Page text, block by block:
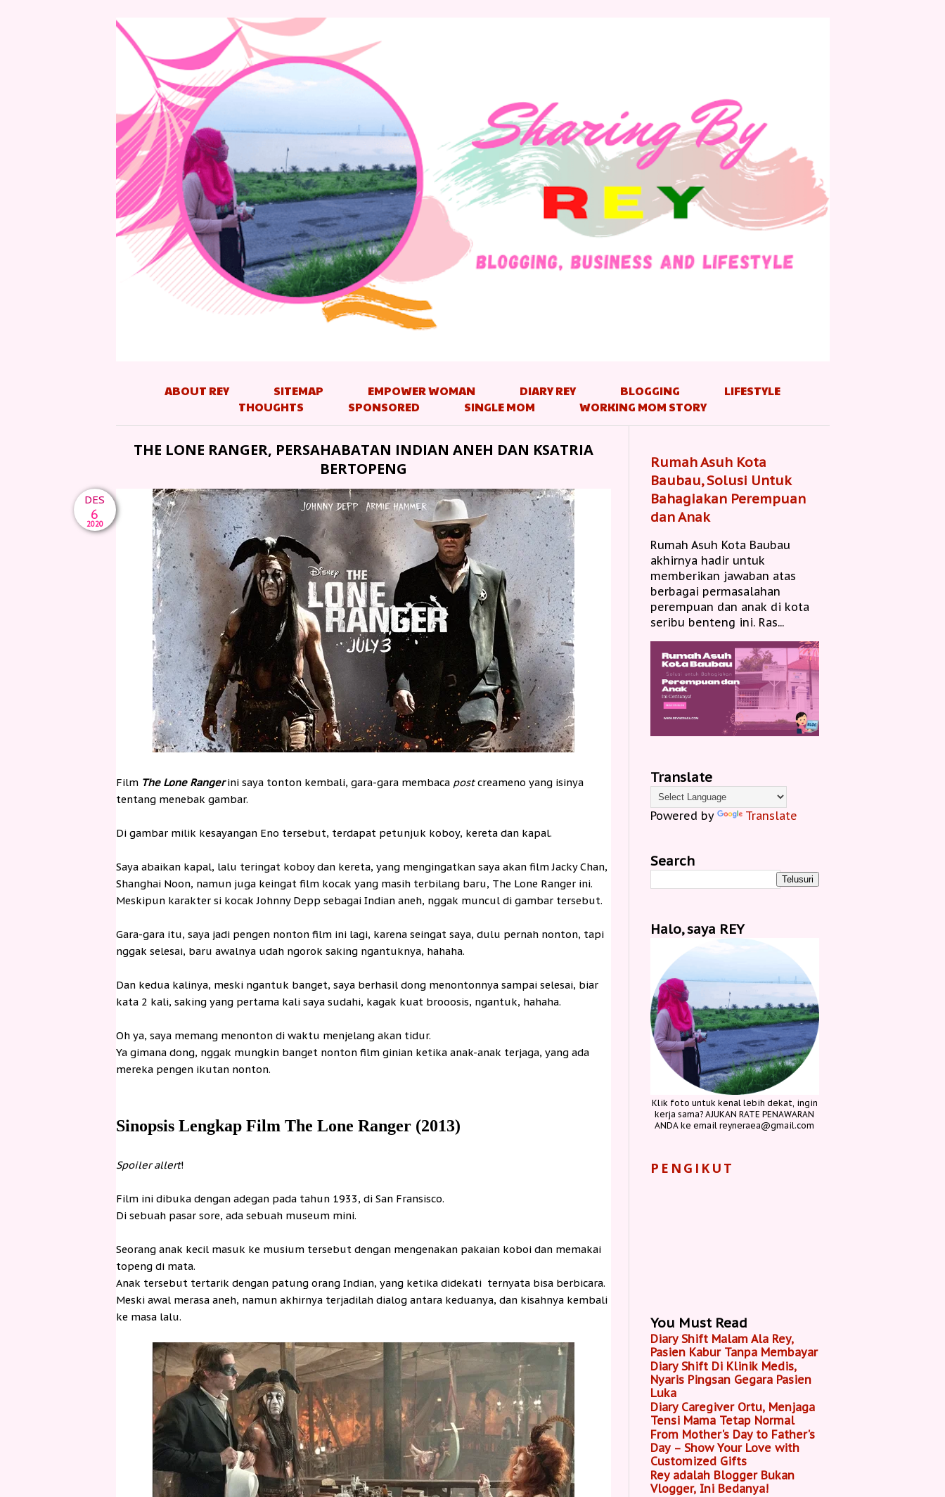
ABOUT REY SITEMAP EMPOWER WOMAN DIARY REY BLOGGING
LIFESTYLE
THOUGHTS
SPONSORED SINGLE MOM WORKING MOM STORY
THE LONE RANGER, PERSAHABATAN INDIAN ANEH DAN KSATRIA
BERTOPENG
DES
6
2020
Film The Lone Rangerini saya tonton kembali, gara-gara membaca postcreameno yang isinya
tentang menebak gambar.
Di gambar milik kesayangan Eno tersebut, terdapat petunjuk koboy, kereta dan kapal.
Saya abaikan kapal, lalu teringat koboy dan kereta, yang mengingatkan saya akan film Jacky Chan,
Shanghai Noon, namun juga keingat film kocak yang masih terbilang baru, The Lone Ranger ini.
Meskipun karakter si kocak Johnny Depp sebagai Indian aneh, nggak muncul di gambar tersebut.
Gara-gara itu, saya jadi pengen nonton film ini lagi, karena seingat saya, dulu pernah nonton, tapi
nggak selesai, baru awalnya udah ngorok saking ngantuknya, hahaha.
Dan kedua kalinya, meski ngantuk banget, saya berhasil dong menontonnya sampai selesai, biar
kata 2 kali, saking yang pertama kali saya sudahi, kagak kuat brooosis, ngantuk, hahaha.
Oh ya, saya memang menonton di waktu menjelang akan tidur.
Ya gimana dong, nggak mungkin banget nonton film ginian ketika anak-anak terjaga, yang ada
mereka pengen ikutan nonton.
Sinopsis Lengkap Film The Lone Ranger (2013)
Spoiler allert!
Film ini dibuka dengan adegan pada tahun 1933, di San Fransisco.
Di sebuah pasar sore, ada sebuah museum mini.
Seorang anak kecil masuk ke musium tersebut dengan mengenakan pakaian koboi dan memakai
topeng di mata.
Anak tersebut tertarik dengan patung orang Indian, yang ketika didekati ternyata bisa berbicara.
Meski awal merasa aneh, namun akhirnya terjadilah dialog antara keduanya, dan kisahnya kembali
ke masa lalu.
Rumah Asuh Kota
Baubau, Solusi Untuk
Bahagiakan Perempuan
dan Anak
Rumah Asuh Kota Baubau
akhirnya hadir untuk
memberikan jawaban atas
berbagai permasalahan
perempuan dan anak di kota
seribu benteng ini. Ras...
Translate
Powered by Translate
Search
Halo, saya REY
Klik foto untuk kenal lebih dekat, ingin
kerja sama? AJUKAN RATE PENAWARAN
ANDA ke email reyneraea@gmail.com
PENGIKUT
You Must Read
Diary Shift Malam Ala Rey,
Pasien Kabur Tanpa Membayar
Diary Shift Di Klinik Medis,
Nyaris Pingsan Gegara Pasien
Luka
Diary Caregiver Ortu, Menjaga
Tensi Mama Tetap Normal
From Mother's Day to Father's
Day – Show Your Love with
Customized Gifts
Rey adalah Blogger Bukan
Vlogger, Ini Bedanya!